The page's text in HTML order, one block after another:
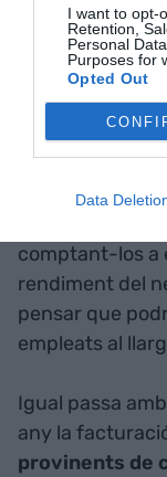
I want to opt-
Retention,
Personal
Purposes for
Opted Out
Data
europeu per
com entrar en
la cadena que
pime més
segons els
Champions
comptant-los a
rendiment del
pensar que
empleats al
Igual passa
any la
provinents de